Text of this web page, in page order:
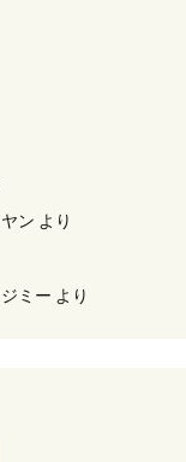
ヤン より
ジミー より